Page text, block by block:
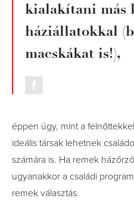
kialakítani más
háziállatokkal
macskákat is!),
éppen úgy, mint a
ideális társak lehetnek
számára is. Ha remek
ugyanakkor a családi
remek választás.